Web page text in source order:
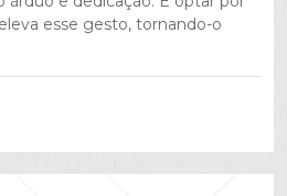
esse gesto, tornando-o